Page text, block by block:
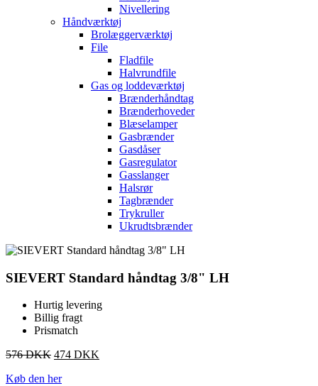
Nivellering
Håndværktøj
Brolæggerværktøj
File
Fladfile
Halvrundfile
Gas og loddeværktøj
Brænderhåndtag
Brænderhoveder
Blæselamper
Gasbrænder
Gasdåser
Gasregulator
Gasslanger
Halsrør
Tagbrænder
Trykruller
Ukrudtsbrænder
SIEVERT Standard håndtag 3/8" LH
Hurtig levering
Billig fragt
Prismatch
576DKK 474 DKK
Køb den her